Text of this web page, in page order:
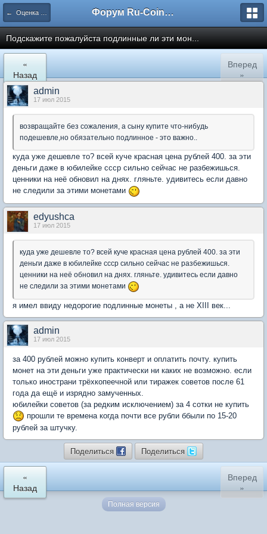
← Оценка монет царской России Форум Ru-Coin.ru
Подскажите пожалуйста подлинные ли эти мон...
«
Назад
Вперед
»
admin
17 июл 2015
возвращайте без сожаления, а сыну купите что-нибудь
подешевле,но обязательно подлинное - это важно..
куда уже дешевле то? всей куче красная цена рублей 400. за эти
деньги даже в юбилейке ссср сильно сейчас не разбежишься.
ценники на неё обновил на днях. гляньте. удивитесь если давно
не следили за этими монетами
edyushca
17 июл 2015
куда уже дешевле то? всей куче красная цена рублей 400. за эти
деньги даже в юбилейке ссср сильно сейчас не разбежишься.
ценники на неё обновил на днях. гляньте. удивитесь если давно
не следили за этими монетами
я имел ввиду недорогие подлинные монеты , а не XIII век...
admin
17 июл 2015
за 400 рублей можно купить конверт и оплатить почту. купить
монет на эти деньги уже практически ни каких не возможно. если
только инострани трёхкопеечной или тиражек советов после 61
года да ещё и изрядно замученных.
юбилейки советов (за редким исключением) за 4 сотки не купить
прошли те времена когда почти все рубли ббыли по 15-20
рублей за штучку.
Поделиться Поделиться
«
Назад
Вперед
»
Полная версия